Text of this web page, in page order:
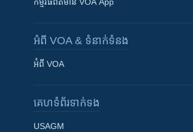
កម្មវិធី​ព័ត៌មាន VOA App
អំពី​ VOA & ទំនាក់ទំនង
អំពី​ VOA
គេហទំព័រ​​ទាក់ទង
USAGM